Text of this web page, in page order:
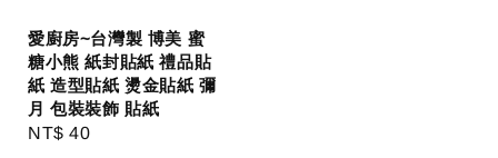
愛廚房~台灣製 博美 蜜
糖小熊 紙封貼紙 禮品貼
紙 造型貼紙 燙金貼紙 彌
月 包裝裝飾 貼紙
Regular
NT$ 40